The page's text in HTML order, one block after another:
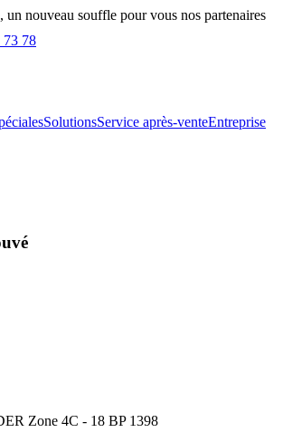
un nouveau souffle pour vous nos partenaires
73 78
SolutionsService après-venteEntreprise
Zone 4C - 18 BP 1398